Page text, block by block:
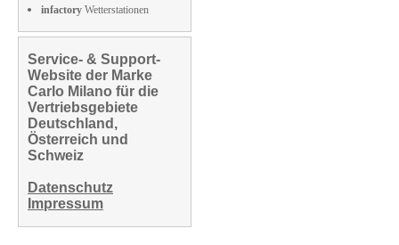
infactory Wetterstationen
Service- & Support-
Website der Marke
Carlo Milano für die
Vertriebsgebiete
Deutschland,
Österreich und
Schweiz
Datenschutz
Impressum